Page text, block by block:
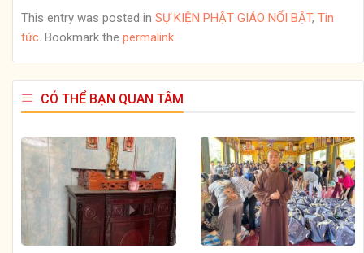
This entry was posted in SỰ KIỆN PHẬT GIÁO NỔI BẬT, Tin
tức. Bookmark the permalink.
CÓ THỂ BẠN QUAN TÂM